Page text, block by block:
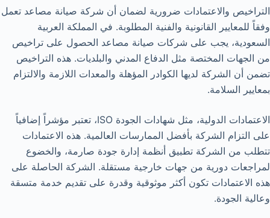
التراخيص والاعتمادات ضرورية لضمان أن شركة صيانة مصاعد تعمل
وفقاً للمعايير القانونية والفنية المطلوبة. في المملكة العربية
السعودية، يجب على شركات صيانة مصاعد الحصول على تراخيص
من الجهات المختصة مثل الدفاع المدني والبلديات. هذه التراخيص
تضمن أن الشركة لديها الكوادر المؤهلة والمعدات اللازمة والالتزام
بمعايير السلامة.
الاعتمادات الدولية، مثل شهادات الجودة ISO، تعتبر مؤشراً إضافياً
على التزام الشركة بأفضل الممارسات العالمية. هذه الاعتمادات
تتطلب من الشركة تطبيق أنظمة إدارة جودة صارمة، والخضوع
لمراجعات دورية من جهات خارجية مستقلة. الشركة الحاصلة على
هذه الاعتمادات تكون أكثر موثوقية وقدرة على تقديم خدمة متسقة
وعالية الجودة.